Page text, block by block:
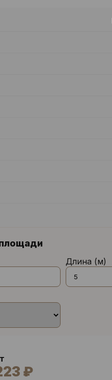
Длина (м)
₽